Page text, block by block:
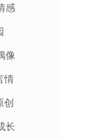
感
像
情
创
长